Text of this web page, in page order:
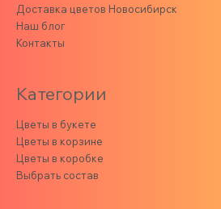
Доставка цветов Новосибирск
Наш блог
Контакты
Категории
Цветы в букете
Цветы в корзине
Цветы в коробке
Выбрать состав